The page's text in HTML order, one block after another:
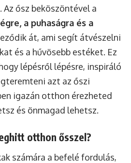
Az ősz beköszöntével a
a puhaságra és a
át, ami segít átvészelni
és a hűvösebb estéket. Ez
lépésről lépésre, inspiráló
azt az őszi
igazán otthon érezheted
és önmagad lehetsz.
otthon ősszel?
számára a befelé fordulás,